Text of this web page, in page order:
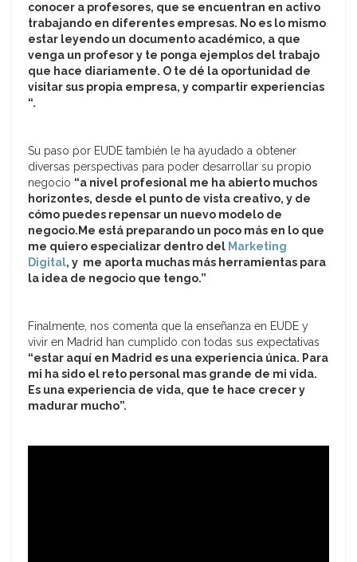
conocer a profesores, que se encuentran en activo
trabajando en diferentes empresas. No es lo mismo
estar leyendo un documento académico, a que
venga un profesor y te ponga ejemplos del trabajo
que hace diariamente. O te dé la oportunidad de
visitar sus propia empresa, y compartir experiencias
“.
Su paso por EUDE también le ha ayudado a obtener
diversas perspectivas para poder desarrollar su propio
negocio “a nivel profesional me ha abierto muchos
horizontes, desde el punto de vista creativo, y de
cómo puedes repensar un nuevo modelo de
negocio.Me está preparando un poco más en lo que
me quiero especializar dentro del Marketing
Digital, y me aporta muchas más herramientas para
la idea de negocio que tengo.”
Finalmente, nos comenta que la enseñanza en EUDE y
vivir en Madrid han cumplido con todas sus expectativas
“estar aquí en Madrid es una experiencia única. Para
mi ha sido el reto personal mas grande de mi vida.
Es una experiencia de vida, que te hace crecer y
madurar mucho”.